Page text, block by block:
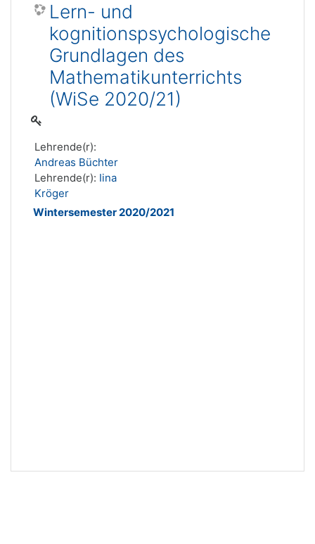
Lern- und
kognitionspsychologische
Grundlagen des
Mathematikunterrichts
(WiSe 2020/21)
Lehrende(r):
Andreas Büchter
Lehrende(r): Iina
Kröger
Wintersemester 2020/2021